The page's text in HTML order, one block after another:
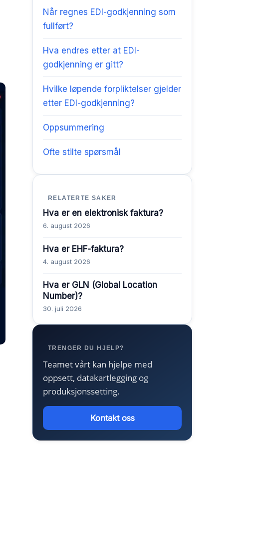
Når regnes EDI-godkjenning som
fullført?
Hva endres etter at EDI-
godkjenning er gitt?
Hvilke løpende forpliktelser gjelder
etter EDI-godkjenning?
Oppsummering
Ofte stilte spørsmål
RELATERTE SAKER
Hva er en elektronisk faktura?
6. august 2026
Hva er EHF-faktura?
4. august 2026
Hva er GLN (Global Location
Number)?
30. juli 2026
TRENGER DU HJELP?
Teamet vårt kan hjelpe med
oppsett, datakartlegging og
produksjonssetting.
Kontakt oss